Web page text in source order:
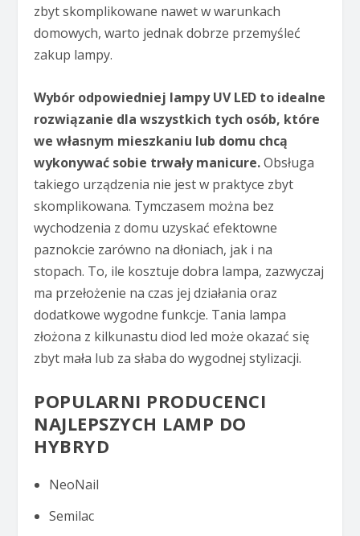
zbyt skomplikowane nawet w warunkach
domowych, warto jednak dobrze przemyśleć
zakup lampy.
Wybór odpowiedniej lampy UV LED to idealne
rozwiązanie dla wszystkich tych osób, które
we własnym mieszkaniu lub domu chcą
wykonywać sobie trwały manicure.Obsługa
takiego urządzenia nie jest w praktyce zbyt
skomplikowana. Tymczasem można bez
wychodzenia z domu uzyskać efektowne
paznokcie zarówno na dłoniach, jak i na
stopach. To, ile kosztuje dobra lampa, zazwyczaj
ma przełożenie na czas jej działania oraz
dodatkowe wygodne funkcje. Tania lampa
złożona z kilkunastu diod led może okazać się
zbyt mała lub za słaba do wygodnej stylizacji.
POPULARNI PRODUCENCI
NAJLEPSZYCH LAMP DO
HYBRYD
NeoNail
Semilac